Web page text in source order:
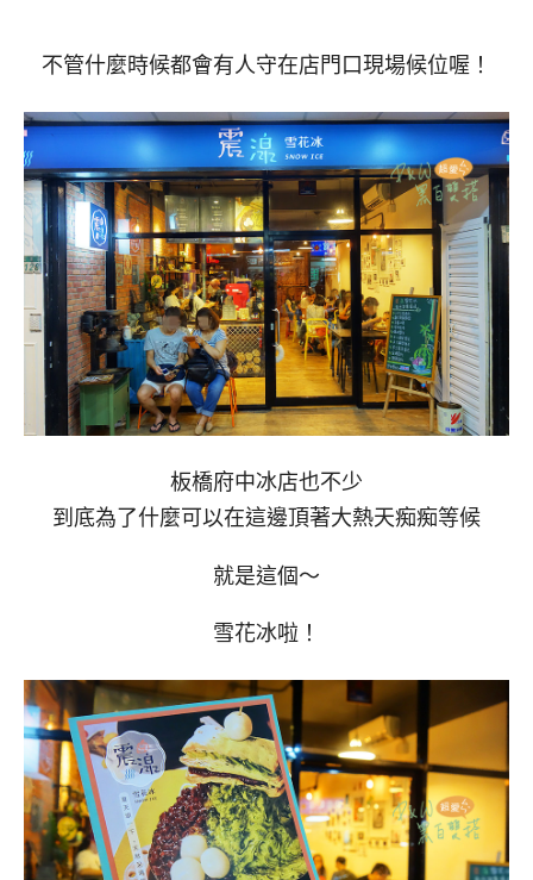
不管什麼時候都會有人守在店門口現場候位喔！
板橋府中冰店也不少
到底為了什麼可以在這邊頂著大熱天痴痴等候
就是這個～
雪花冰啦！